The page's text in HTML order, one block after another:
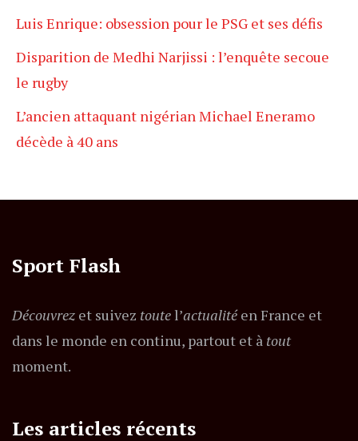
Luis Enrique: obsession pour le PSG et ses défis
Disparition de Medhi Narjissi : l’enquête secoue
le rugby
L’ancien attaquant nigérian Michael Eneramo
décède à 40 ans
Sport Flash
Découvrez et suivez toutel’actualitéen France et
dans le monde en continu, partout et à tout
moment.
Les articles récents